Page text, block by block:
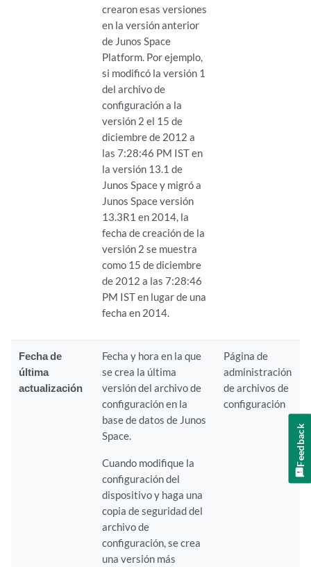
crearon esas versiones
en la versión anterior
de Junos Space
Platform. Por ejemplo,
si modificó la versión 1
del archivo de
configuración a la
versión 2 el 15 de
diciembre de 2012 a
las 7:28:46 PM IST en
la versión 13.1 de
Junos Space y migró a
Junos Space versión
13.3R1 en 2014, la
fecha de creación de la
versión 2 se muestra
como 15 de diciembre
de 2012 a las 7:28:46
PM IST en lugar de una
fecha en 2014.
Fecha de
última
actualización
Fecha y hora en la que
se crea la última
versión del archivo de
configuración en la
base de datos de Junos
Space.
Cuando modifique la
configuración del
dispositivo y haga una
copia de seguridad del
archivo de
configuración, se crea
una versión más
Página de
administración
de archivos de
configuración
Feedback